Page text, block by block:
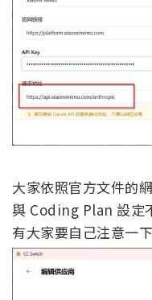
大家依照官方文件的
與 Coding Plan 設定
有大家要自己注意一